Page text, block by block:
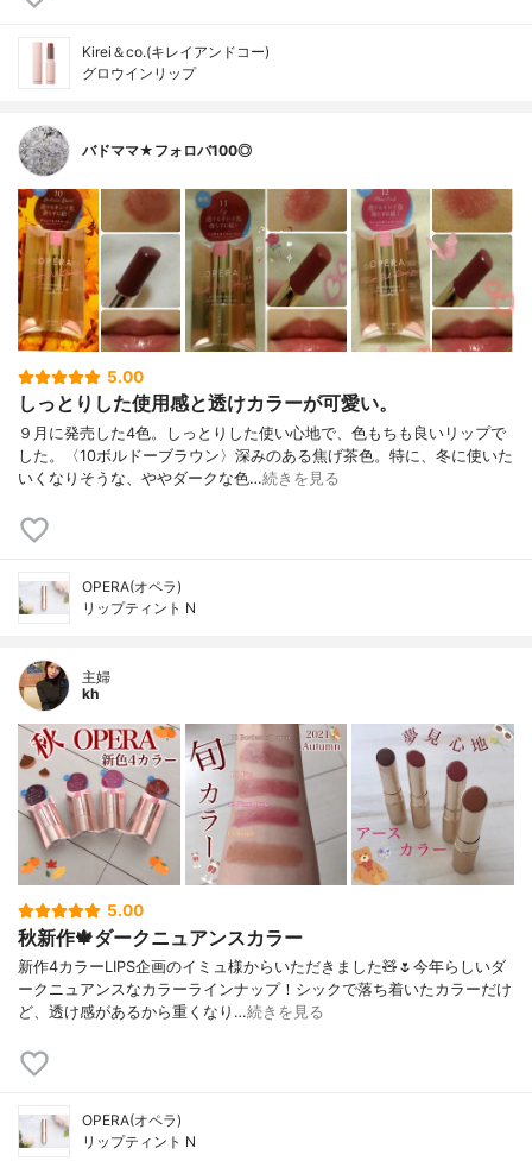
Kirei＆co.(キレイアンドコー)
グロウインリップ
バドママ★フォロバ100◎
5.00
しっとりした使用感と透けカラーが可愛い。
９月に発売した4色。しっとりした使い心地で、色もちも良いリップで
した。〈10ボルドーブラウン〉深みのある焦げ茶色。特に、冬に使いた
いくなりそうな、ややダークな色…続きを見る
OPERA(オペラ)
リップティント N
主婦
kh
5.00
秋新作🍁ダークニュアンスカラー
新作4カラーLIPS企画のイミュ様からいただきました🧸🌷今年らしいダ
ークニュアンスなカラーラインナップ！シックで落ち着いたカラーだけ
ど、透け感があるから重くなり…続きを見る
OPERA(オペラ)
リップティント N